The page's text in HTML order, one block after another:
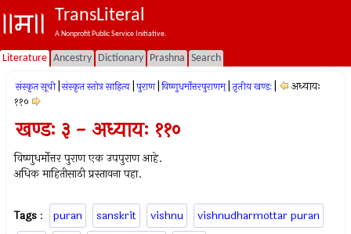
TransLiteral
A Nonprofit Public Service Initiative.
Literature Ancestry Dictionary Prashna Search
संस्कृत सूची संस्कृत स्तोत्र साहित्य पुराण विष्णुधर्मोत्तरपुराणम् तृतीय खण्डः
अध्यायः
११०
खण्डः ३ - अध्यायः ११०
विष्णुधर्मोत्तर पुराण एक उपपुराण आहे.
अधिक माहितीसाठी प्रस्तावना पहा.
Tags : puran sanskrit vishnu
vishnudharmottar puran